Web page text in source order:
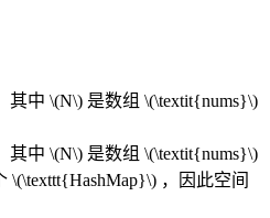
其中 \(N\) 是数组 \(\textit{nums}\)
其中 \(N\) 是数组 \(\textit{nums}\)
\(\texttt{HashMap}\) ，因此空间